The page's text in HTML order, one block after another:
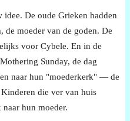
De oude Grieken hadden
de moeder van de goden. De
voor Cybele. En in de
Sunday, de dag
naar hun "moederkerk" — de
die ver van huis
hun moeder.